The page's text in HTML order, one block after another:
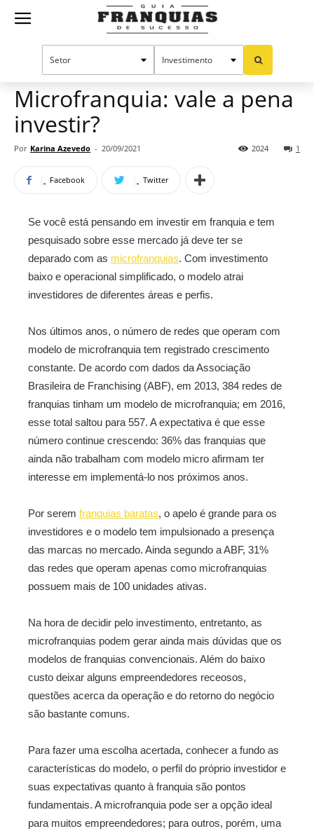
Guia
Dicas para franqueados
Microfranquia: vale a pena
investir?
Por Karina Azevedo - 20/09/2021 1
2024
Facebook Twitter
Se você está pensando em investir em franquia e tem
pesquisado sobre esse mercado já deve ter se
deparado com as microfranquias. Com investimento
baixo e operacional simplificado, o modelo atrai
investidores de diferentes áreas e perfis.
Nos últimos anos, o número de redes que operam com
modelo de microfranquia tem registrado crescimento
constante. De acordo com dados da Associação
Brasileira de Franchising (ABF), em 2013, 384 redes de
franquias tinham um modelo de microfranquia; em 2016,
esse total saltou para 557. A expectativa é que esse
número continue crescendo: 36% das franquias que
ainda não trabalham com modelo micro afirmam ter
interesse em implementá-lo nos próximos anos.
Por serem franquias baratas, o apelo é grande para os
investidores e o modelo tem impulsionado a presença
das marcas no mercado. Ainda segundo a ABF, 31%
das redes que operam apenas como microfranquias
possuem mais de 100 unidades ativas.
Na hora de decidir pelo investimento, entretanto, as
microfranquias podem gerar ainda mais dúvidas que os
modelos de franquias convencionais. Além do baixo
custo deixar alguns empreendedores receosos,
questões acerca da operação e do retorno do negócio
são bastante comuns.
Para fazer uma escolha acertada, conhecer a fundo as
características do modelo, o perfil do próprio investidor e
suas expectativas quanto à franquia são pontos
fundamentais. A microfranquia pode ser a opção ideal
para muitos empreendedores; para outros, porém, uma